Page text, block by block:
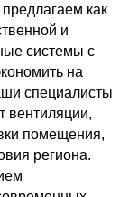
как
и
системы с
на
специалисты
вентиляции,
помещения,
региона.